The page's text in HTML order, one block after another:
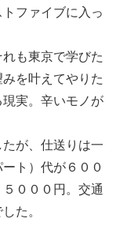
ファイブに入っ
も東京で学びた
を叶えてやりた
実。辛いモノが
が、仕送りは一
ト）代が６００
０００円。交通
た。